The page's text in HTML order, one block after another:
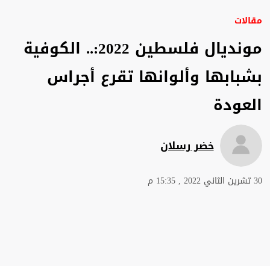
مقالات
مونديال فلسطين 2022:.. الكوفية
بشبابها وألوانها تقرع أجراس
العودة
خضر رسلان
30 تشرين الثاني 2022 , 15:35 م